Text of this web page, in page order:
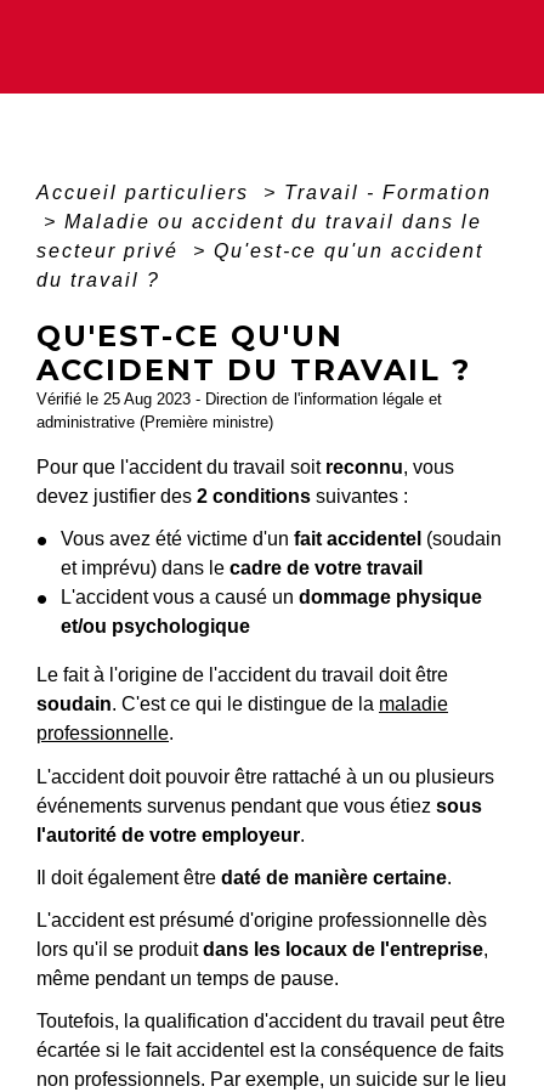
Accueil particuliers > Travail - Formation
> Maladie ou accident du travail dans le
secteur privé
> Qu'est-ce qu'un accident
du travail ?
QU'EST-CE QU'UN
ACCIDENT DU TRAVAIL ?
Vérifié le 25 Aug 2023 - Direction de l'information légale et
administrative (Première ministre)
Pour que l'accident du travail soit reconnu, vous
devez justifier des 2 conditions suivantes :
Vous avez été victime d'un fait accidentel (soudain
et imprévu) dans le cadre de votre travail
L'accident vous a causé un dommage physique
et/ou psychologique
Le fait à l'origine de l'accident du travail doit être
soudain. C'est ce qui le distingue de la maladie
professionnelle.
L'accident doit pouvoir être rattaché à un ou plusieurs
événements survenus pendant que vous étiez sous
l'autorité de votre employeur.
Il doit également être daté de manière certaine.
L'accident est présumé d'origine professionnelle dès
lors qu'il se produitdans les locaux de l'entreprise,
même pendant un temps de pause.
Toutefois, la qualification d'accident du travail peut être
écartée si le fait accidentel est la conséquence de faits
non professionnels. Par exemple, un suicide sur le lieu